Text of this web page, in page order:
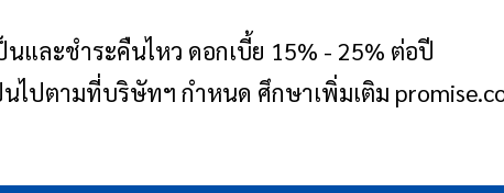
นและชำระคืนไหว ดอกเบี้ย 15% - 25% ต่อปี
นไปตามที่บริษัทฯ กำหนด ศึกษาเพิ่มเติม